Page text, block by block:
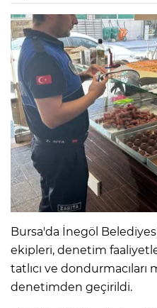
Bursa'da İnegöl
ekipleri, denetim
tatlıcı ve dondurmacıları
denetimden geçirildi.